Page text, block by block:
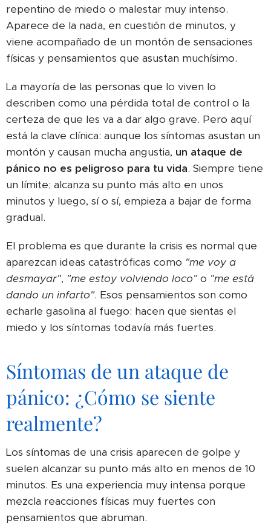
repentino de miedo o malestar muy intenso.
Aparece de la nada, en cuestión de minutos, y
viene acompañado de un montón de sensaciones
físicas y pensamientos que asustan muchísimo.
La mayoría de las personas que lo viven lo
describen como una pérdida total de control o la
certeza de que les va a dar algo grave. Pero aquí
está la clave clínica: aunque los síntomas asustan un
montón y causan mucha angustia, un ataque de
pánico no es peligroso para tu vida. Siempre tiene
un límite; alcanza su punto más alto en unos
minutos y luego, sí o sí, empieza a bajar de forma
gradual.
El problema es que durante la crisis es normal que
aparezcan ideas catastróficas como "me voy a
desmayar", "me estoy volviendo loco"o "me está
dando un infarto". Esos pensamientos son como
echarle gasolina al fuego: hacen que sientas el
miedo y los síntomas todavía más fuertes.
Síntomas de un ataque de
pánico: ¿Cómo se siente
realmente?
Los síntomas de una crisis aparecen de golpe y
suelen alcanzar su punto más alto en menos de 10
minutos. Es una experiencia muy intensa porque
mezcla reacciones físicas muy fuertes con
pensamientos que abruman.